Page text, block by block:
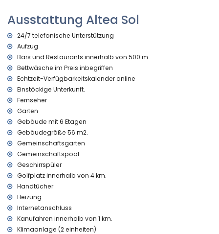
Rezeption und 24-Stunden-Notdienst
Ausstattungen und Dienstleistungen gegen Aufpreis
Internet (WiFi)
Zentralheizung und Klimaanlage
Unterhaltung und Freizeitaktivitäten für Ihren Urlaub in
Altea, Costa Blanca
Bar und Promenade (innerhalb von 500 Metern vom Haus)
Kino, Diskothek und Nachtclub (innerhalb von 5 Kilometern
vom Haus)
Themenpark (Terra Mitica), Zoo (Terra Natura) und
Wasserpark (Agualandia) (innerhalb von 10 Kilometern vom
Haus)
Sport
Kanu fahren und Schnorcheln (innerhalb von 1000 Metern
von der Wohnung)
Golf und Wandern (innerhalb von 5 Kilometern von der
Wohnung)
Pferdereiten (innerhalb von 10 Kilometern von der Wohnung)
Ausstattung Altea Sol
24/7 telefonische Unterstützung
Aufzug
Bars und Restaurants innerhalb von 500 m.
Bettwäsche im Preis inbegriffen
Echtzeit-Verfügbarkeitskalender online
Einstöckige Unterkunft.
Fernseher
Garten
Gebäude mit 6 Etagen
Gebäudegröße 56 m2.
Gemeinschaftsgarten
Gemeinschaftspool
Geschirrspüler
Golfplatz innerhalb von 4 km.
Handtücher
Heizung
Internetanschluss
Kanufahren innerhalb von 1 km.
Klimaanlage (2 einheiten)